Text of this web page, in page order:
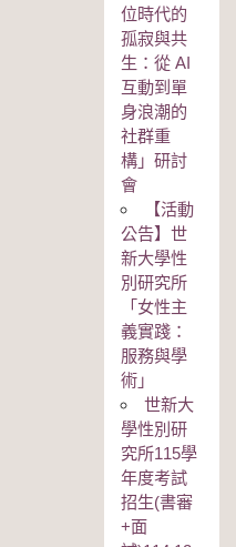
位時代的
孤寂與共
生：從 AI
互動到單
身浪潮的
社群重
構」研討
會
【活動
公告】世
新大學性
別研究所
「女性主
義實踐：
服務與學
術」
世新大
學性別研
究所115學
年度考試
招生(書審
+面